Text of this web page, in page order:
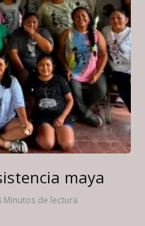
maya
Minutos de lectura